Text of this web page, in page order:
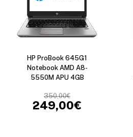
HP ProBook 645G1
Notebook AMD A8-
5550M APU 4GB
350,00€
249,00€